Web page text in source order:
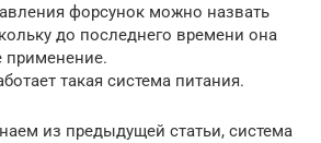
форсунок можно назвать
до последнего времени она
применение.
такая система питания.
из предыдущей статьи, система